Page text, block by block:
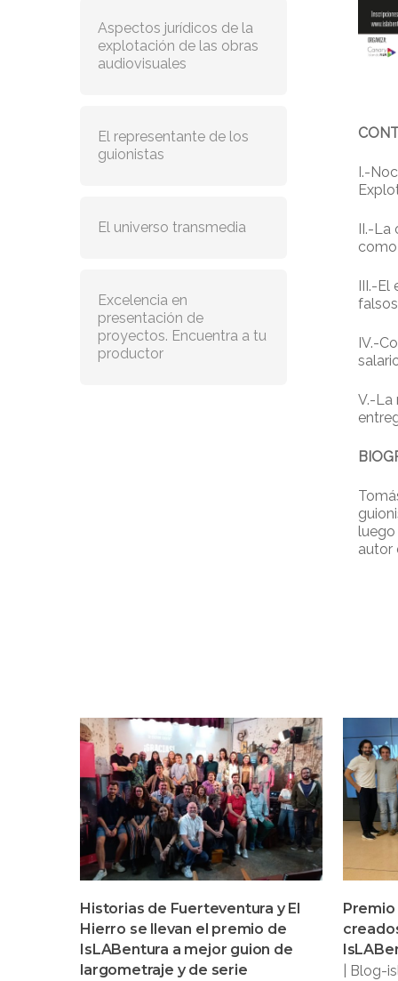
Aspectos jurídicos de la
explotación de las obras
audiovisuales
El representante de los
guionistas
El universo transmedia
Excelencia en
presentación de
proyectos. Encuentra a tu
productor
I.-
II.-
III.-
IV.-
V.-La
luego
autor
Historias de Fuerteventura y El
Hierro se llevan el premio de
IsLABentura a mejor guion de
largometraje y de serie
Blog-